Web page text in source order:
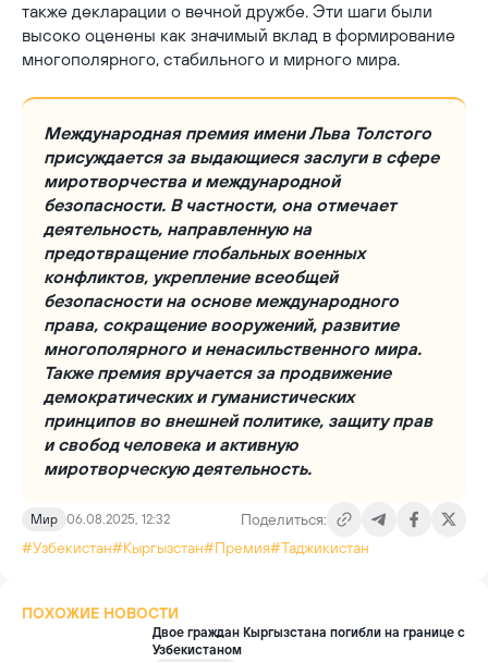
также декларации о вечной дружбе. Эти шаги были
высоко оценены как значимый вклад в формирование
многополярного, стабильного и мирного мира.
Международная премия имени Льва Толстого
присуждается за выдающиеся заслуги в сфере
миротворчества и международной
безопасности. В частности, она отмечает
деятельность, направленную на
предотвращение глобальных военных
конфликтов, укрепление всеобщей
безопасности на основе международного
права, сокращение вооружений, развитие
многополярного и ненасильственного мира.
Также премия вручается за продвижение
демократических и гуманистических
принципов во внешней политике, защиту прав
и свобод человека и активную
миротворческую деятельность.
Мир 06.08.2025, 12:32
Поделиться:
#Узбекистан#Кыргызстан#Премия#Таджикистан
ПОХОЖИЕ НОВОСТИ
Двое граждан Кыргызстана погибли на границе с
Узбекистаном